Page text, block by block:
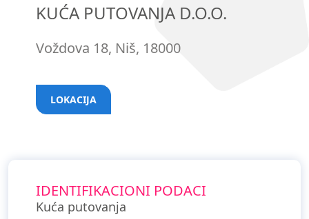
KUĆA PUTOVANJA D.O.O.
Voždova 18, Niš, 18000
LOKACIJA
IDENTIFIKACIONI PODACI
Kuća putovanja